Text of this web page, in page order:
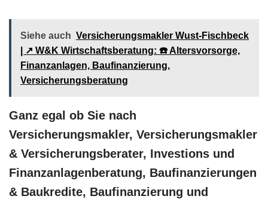
Siehe auch Versicherungsmakler Wust-Fischbeck
| ↗️ W&K Wirtschaftsberatung: ☎️ Altersvorsorge,
Finanzanlagen, Baufinanzierung,
Versicherungsberatung
Ganz egal ob Sie nach
Versicherungsmakler, Versicherungsmakler
& Versicherungsberater, Investions und
Finanzanlagenberatung, Baufinanzierungen
& Baukredite, Baufinanzierung und